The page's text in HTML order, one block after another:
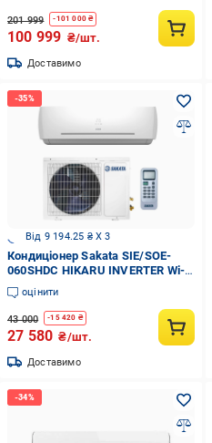
201 999 -101 000 ₴
100 999 ₴/шт.
Доставимо
Від 9 194.25 ₴ X 3
Кондиціонер Sakata SIE/SOE-
060SHDC HIKARU INVERTER Wi-fi
Ready
оцінити
43 000 -15 420 ₴
27 580 ₴/шт.
Доставимо